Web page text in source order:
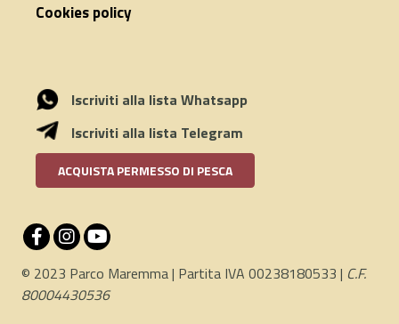
Cookies policy
Iscriviti alla lista Whatsapp
Iscriviti alla lista Telegram
ACQUISTA PERMESSO DI PESCA
© 2023 Parco Maremma | Partita IVA 00238180533 | C.F.
80004430536